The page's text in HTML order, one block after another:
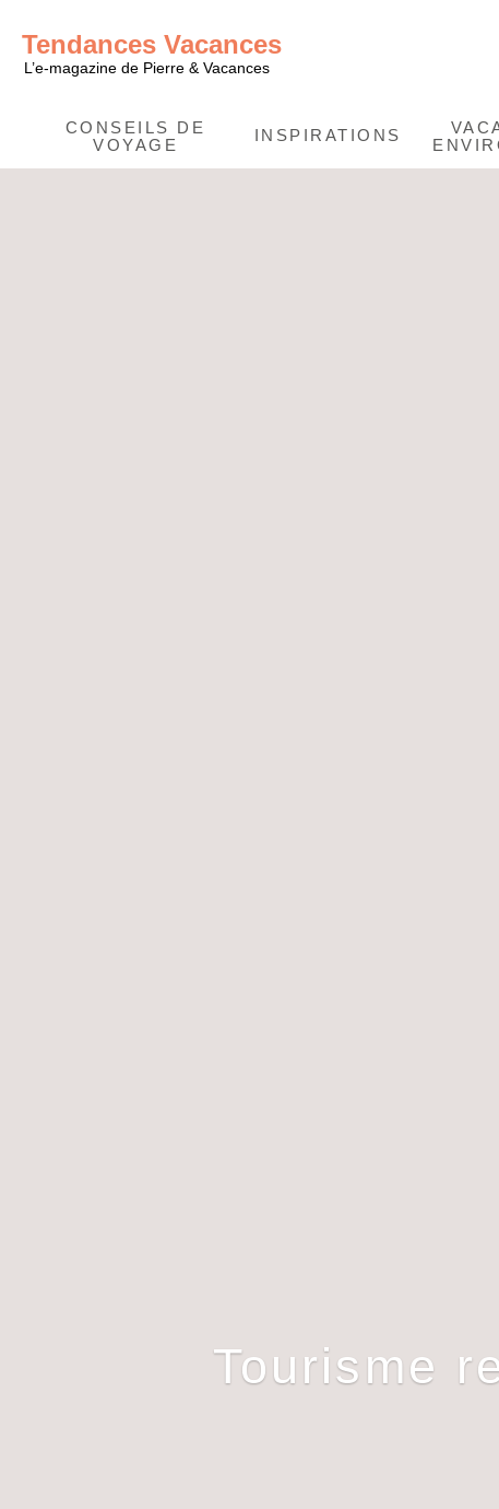
Tendances Vacances
L’e-magazine de Pierre & Vacances
CONSEILS DE
VOYAGE
INSPIRATIONS
Tourisme